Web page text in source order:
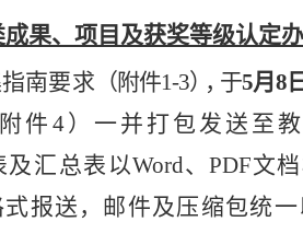
果、项 目及获奖等级认定
南要求 （附件1-3）， 于5月8
件 4）一并打包发送 至
及汇总表以Word、PDF文
式报送，邮件及压缩包统